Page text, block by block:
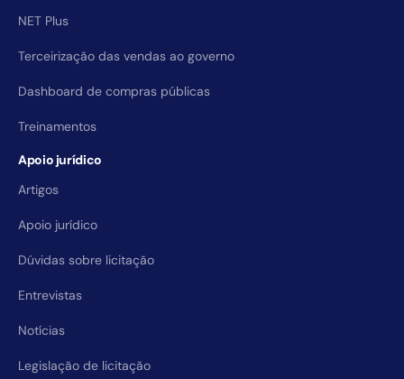
NET Plus
Terceirização das vendas ao governo
Dashboard de compras públicas
Treinamentos
Apoio jurídico
Artigos
Apoio jurídico
Dúvidas sobre licitação
Entrevistas
Notícias
Legislação de licitação